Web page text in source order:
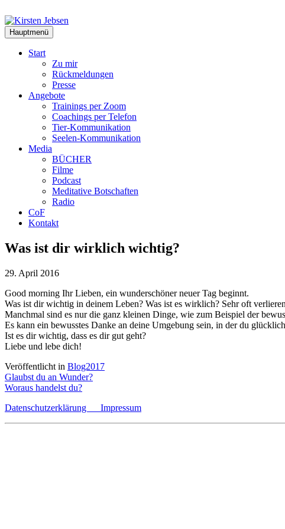
Inhalt
springen
Hauptmenü
Start
Zu mir
Rückmeldungen
Presse
Angebote
Trainings per Zoom
Coachings per Telefon
Tier-Kommunikation
Seelen-Kommunikation
Media
BÜCHER
Filme
Podcast
Meditative Botschaften
Radio
CoF
Kontakt
Was ist dir wirklich wichtig?
29. April 2016
Good morning Ihr Lieben, ein wunderschöner neuer Tag beginnt.
Was ist dir wichtig in deinem Leben? Was ist es wirklich? Sehr oft
Manchmal sind es nur die ganz kleinen Dinge, wie zum Beispiel der
Es kann ein bewusstes Danke an deine Umgebung sein, in der du glü
Ist es dir wichtig, dass es dir gut geht?
Liebe und lebe dich!
Veröffentlicht in Blog2017
Beitragsnavigation
Glaubst du an Wunder?
Woraus handelst du?
Datenschutzerklärung Impressum